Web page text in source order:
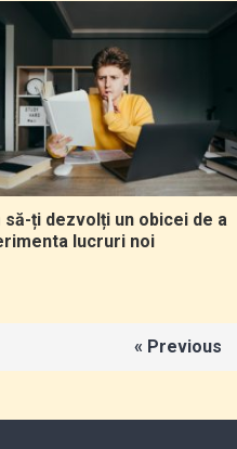
să-ți dezvolți un obicei de a
lucruri noi
« Previous